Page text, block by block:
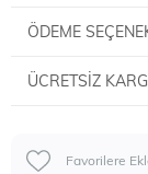
ÖDEME
ÜCRETSIZ
Favorilere